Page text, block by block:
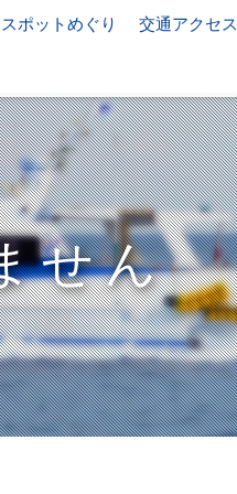
ポットめぐり 交通アクセス
せん